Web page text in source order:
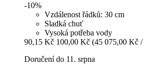
-10%
Vzdálenost řádků: 30 cm
Sladká chuť
Vysoká potřeba vody
90,15 Kč 100,00 Kč (45 075,00 Kč
Doručení do 11. srpna